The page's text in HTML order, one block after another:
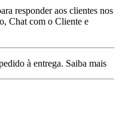
responder aos clientes nos
Chat com o Cliente e
à entrega. Saiba mais